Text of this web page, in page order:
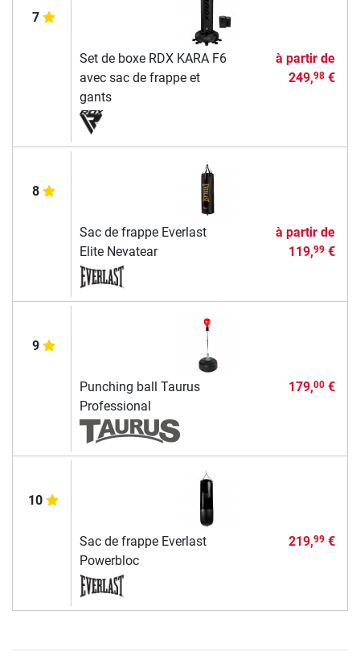
7
Set de boxe RDX KARA F6
avec sac de frappe et
gants
à partir de
249,98€
8
Sac de frappe Everlast
Elite Nevatear
à partir de
119,99€
9
Punching ball Taurus
Professional
179,00€
10
Sac de frappe Everlast
Powerbloc
219,99€